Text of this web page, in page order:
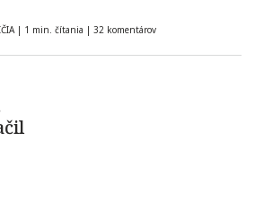
| 1 min. čítania | 32 komentárov